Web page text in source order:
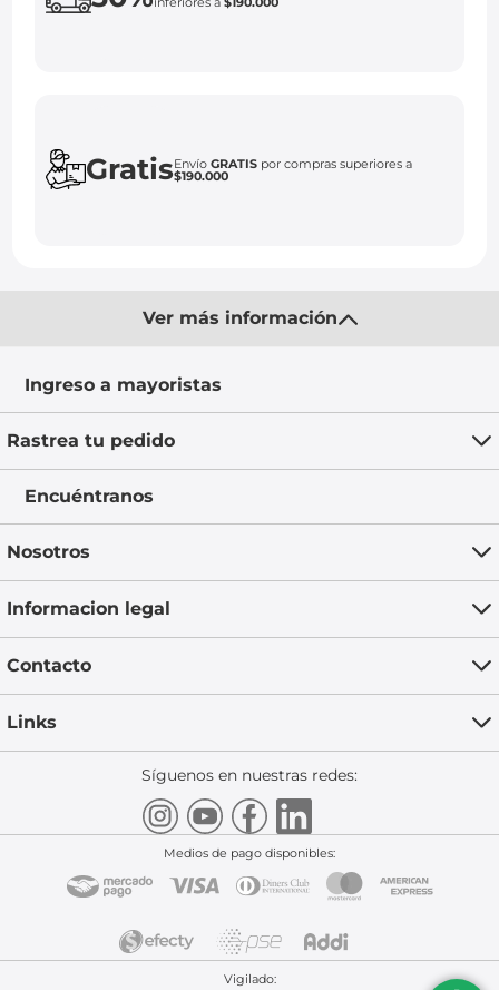
GratisEnvíoGRATIS por compras superiores a
$190.000
Ver más información
Ingreso a mayoristas
Rastrea tu pedido
Encuéntranos
Nosotros
Informacion legal
Contacto
Links
Síguenos en nuestras redes:
Medios de pago disponibles:
Vigilado: